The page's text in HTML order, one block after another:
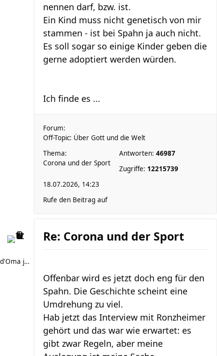
nennen darf, bzw. ist.
Ein Kind muss nicht genetisch von mir
stammen - ist bei Spahn ja auch nicht.
Es soll sogar so einige Kinder geben die
gerne adoptiert werden würden.
Ich finde es ...
Forum:
Off-Topic: Über Gott und die Welt
Thema:
Corona und der Sport
Antworten: 46987
Zugriffe: 12215739
18.07.2026, 14:23
Rufe den Beitrag auf
d'Oma joggt
Re: Corona und der Sport
Offenbar wird es jetzt doch eng für den
Spahn. Die Geschichte scheint eine
Umdrehung zu viel.
Hab jetzt das Interview mit Ronzheimer
gehört und das war wie erwartet: es
gibt zwar Regeln, aber meine